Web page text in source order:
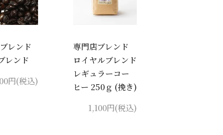
レンド
レンド
円(税込)
専門店ブレンド
ロイヤルブレンド
レギュラーコー
ヒー 250ｇ (挽き)
1,100円(税込)